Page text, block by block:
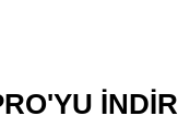
INDIR